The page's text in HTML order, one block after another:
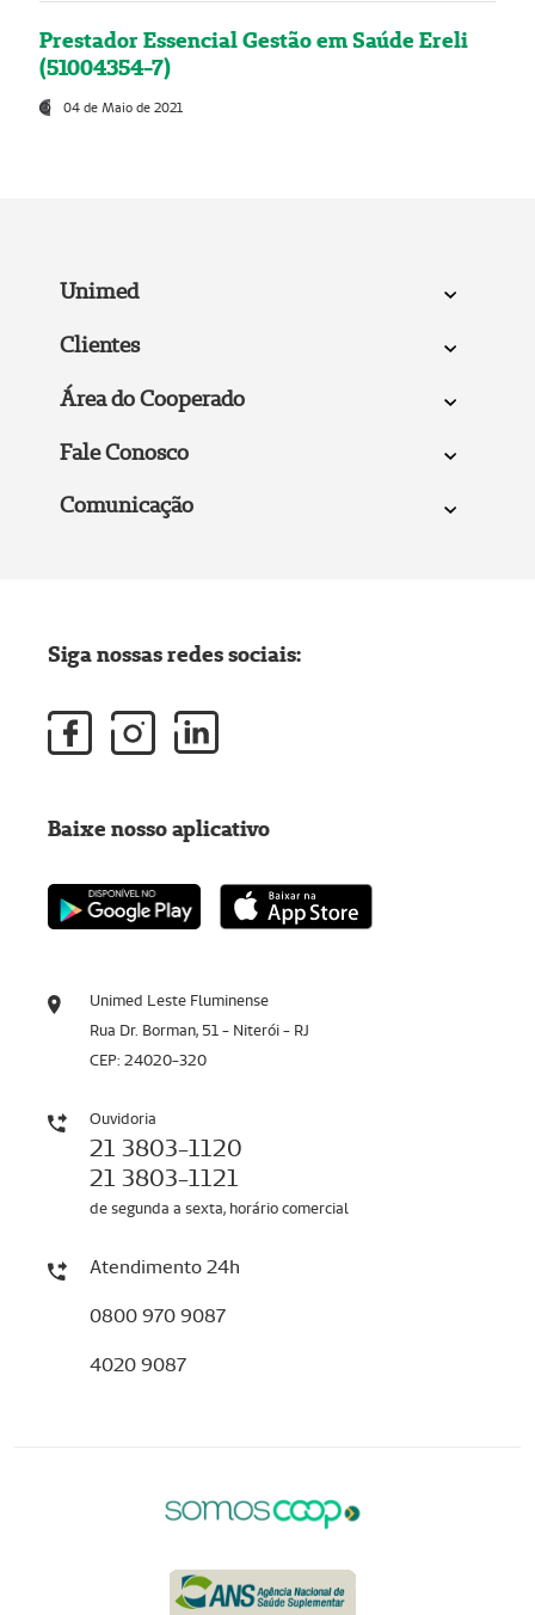
Prestador Essencial Gestão em Saúde Ereli
(51004354-7)
04 de Maio de 2021
Unimed
Clientes
Área do Cooperado
Fale Conosco
Comunicação
Unimed Leste Fluminense
Rua Dr. Borman, 51 - Niterói - RJ
CEP: 24020-320
Ouvidoria
21 3803-1120
21 3803-1121
de segunda a sexta, horário comercial
Atendimento 24h
0800 970 9087
4020 9087
Siga nossas redes sociais:
Baixe nosso aplicativo